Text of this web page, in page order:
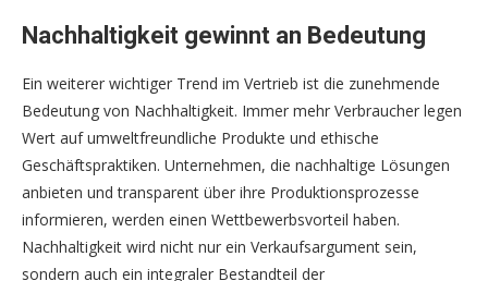
Nachhaltigkeit gewinnt an Bedeutung
Ein weiterer wichtiger Trend im Vertrieb ist die zunehmende
Bedeutung von Nachhaltigkeit. Immer mehr Verbraucher legen
Wert auf umweltfreundliche Produkte und ethische
Geschäftspraktiken. Unternehmen, die nachhaltige Lösungen
anbieten und transparent über ihre Produktionsprozesse
informieren, werden einen Wettbewerbsvorteil haben.
Nachhaltigkeit wird nicht nur ein Verkaufsargument sein,
sondern auch ein integraler Bestandteil der